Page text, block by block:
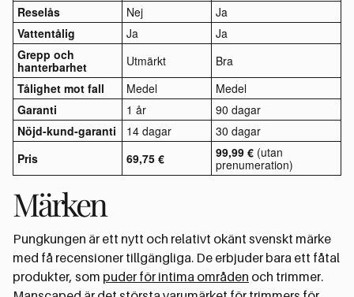
Reselås
Nej
Ja
Vattentålig
Ja
Ja
Grepp och
hanterbarhet
Utmärkt
Bra
Tålighet mot fall
Medel
Medel
Garanti
1 år
90 dagar
Nöjd-kund-garanti
14 dagar
30 dagar
Pris
69,75 € 99,99 € (utan
prenumeration)
Märken
Pungkungen är ett nytt och relativt okänt svenskt märke
med få recensioner tillgängliga. De erbjuder bara ett fåtal
produkter, som puder för intima områden och trimmer.